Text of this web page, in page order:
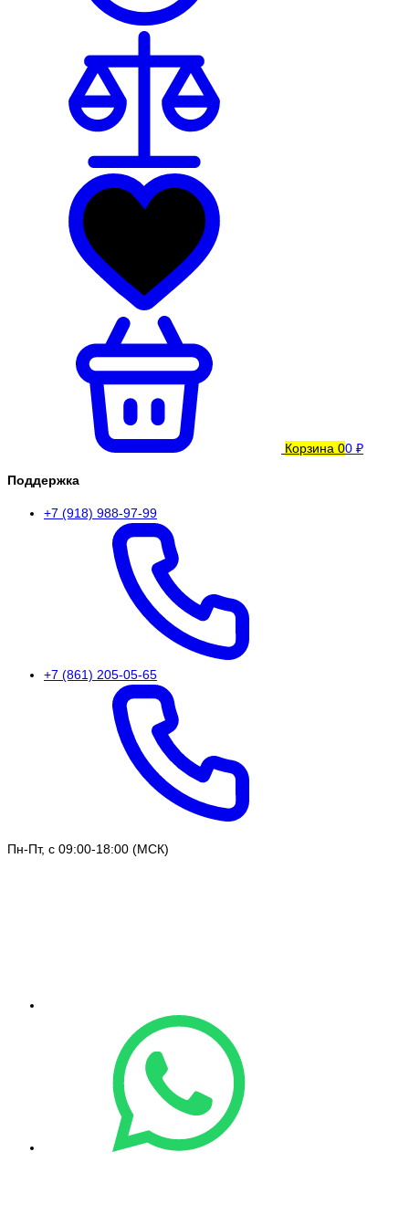
Корзина 00 ₽
Поддержка
+7 (918) 988-97-99
+7 (861) 205-05-65
Пн-Пт, с 09:00-18:00 (МСК)